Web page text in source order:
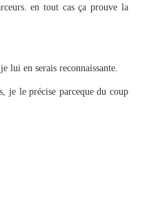
en tout cas ça prouve la
lui en serais reconnaissante.
je le précise parceque du coup